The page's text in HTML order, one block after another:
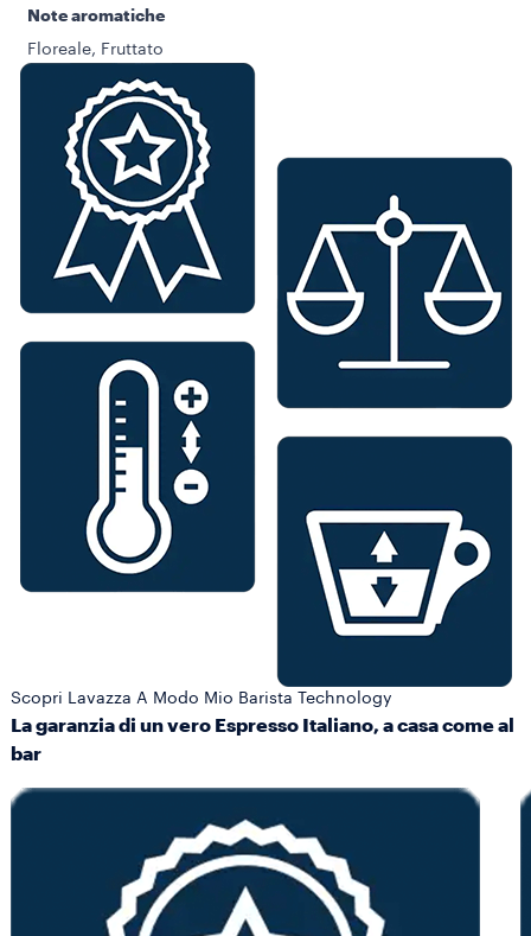
Note aromatiche
Floreale, Fruttato
Scopri Lavazza A Modo Mio Barista Technology
La garanzia di un vero Espresso Italiano, a casa come al
bar